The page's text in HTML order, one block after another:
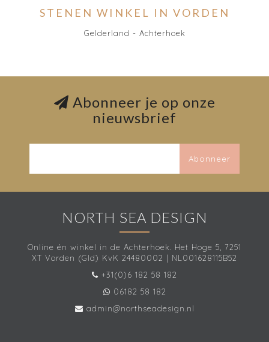
STENEN WINKEL IN VORDEN
Gelderland - Achterhoek
Abonneer je op onze
nieuwsbrief
Abonneer
NORTH SEA DESIGN
Online én winkel in de Achterhoek. Het Hoge 5, 7251
XT Vorden (Gld) KvK 24480002 | NL001628115B52
+31(0)6 182 58 182
06182 58 182
admin@northseadesign.nl